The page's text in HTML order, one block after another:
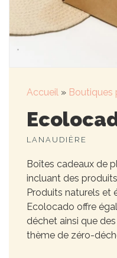
Accueil » Boutiques
LANAUDIÈRE
Boîtes cadeaux de
incluant des
Produits naturels et
Ecolocado offre
déchet ainsi que
thème de zéro-